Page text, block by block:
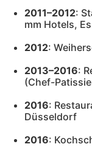
2011–2012:
mm Hotels,
2012:
2013–2016:
(Chef-
2016:
Düsseldorf
2016: